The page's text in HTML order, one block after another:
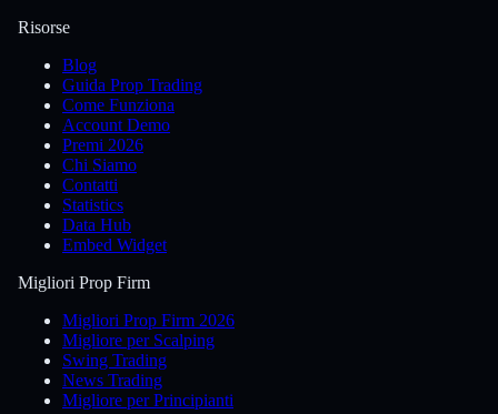
Risorse
Blog
Guida Prop Trading
Come Funziona
Account Demo
Premi 2026
Chi Siamo
Contatti
Statistics
Data Hub
Embed Widget
Migliori Prop Firm
Migliori Prop Firm 2026
Migliore per Scalping
Swing Trading
News Trading
Migliore per Principianti